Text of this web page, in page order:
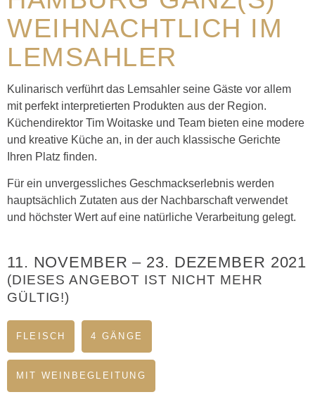
WEIHNACHTLICH IM
LEMSAHLER
Kulinarisch verführt das Lemsahler seine Gäste vor allem
mit perfekt interpretierten Produkten aus der Region.
Küchendirektor Tim Woitaske und Team bieten eine modere
und kreative Küche an, in der auch klassische Gerichte
Ihren Platz finden.
Für ein unvergessliches Geschmackserlebnis werden
hauptsächlich Zutaten aus der Nachbarschaft verwendet
und höchster Wert auf eine natürliche Verarbeitung gelegt.
11. NOVEMBER – 23. DEZEMBER 2021
(DIESES ANGEBOT IST NICHT MEHR
GÜLTIG!)
FLEISCH 4 GÄNGE
MIT WEINBEGLEITUNG